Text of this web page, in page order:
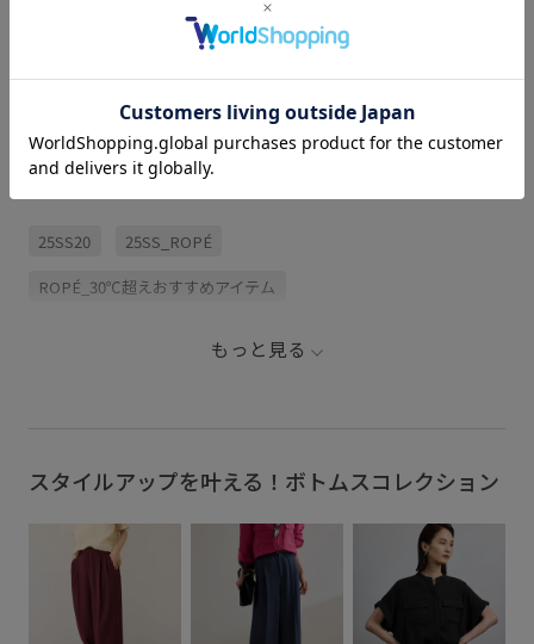
関連タグ
25SS20 25SS_ROPÉ
ROPÉ_30℃超えおすすめアイテム
シャイニー スカート セットアップブラウス
ポリエステル 羽織としても使える 薄手
透け感
もっと見る
スタイルアップを叶える！ボトムスコレクション